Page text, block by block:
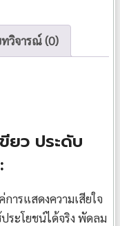
วิจารณ์ (0)
ยว ประดับ
ารแสดงความเสียใจ
ระโยชน์ได้จริง พัดลม